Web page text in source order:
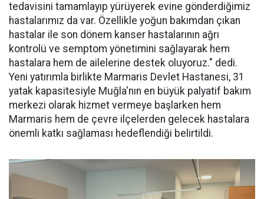
tedavisini tamamlayıp yürüyerek evine gönderdiğimiz
hastalarımız da var. Özellikle yoğun bakımdan çıkan
hastalar ile son dönem kanser hastalarının ağrı
kontrolü ve semptom yönetimini sağlayarak hem
hastalara hem de ailelerine destek oluyoruz." dedi.
Yeni yatırımla birlikte Marmaris Devlet Hastanesi, 31
yatak kapasitesiyle Muğla'nın en büyük palyatif bakım
merkezi olarak hizmet vermeye başlarken hem
Marmaris hem de çevre ilçelerden gelecek hastalara
önemli katkı sağlaması hedeflendiği belirtildi.